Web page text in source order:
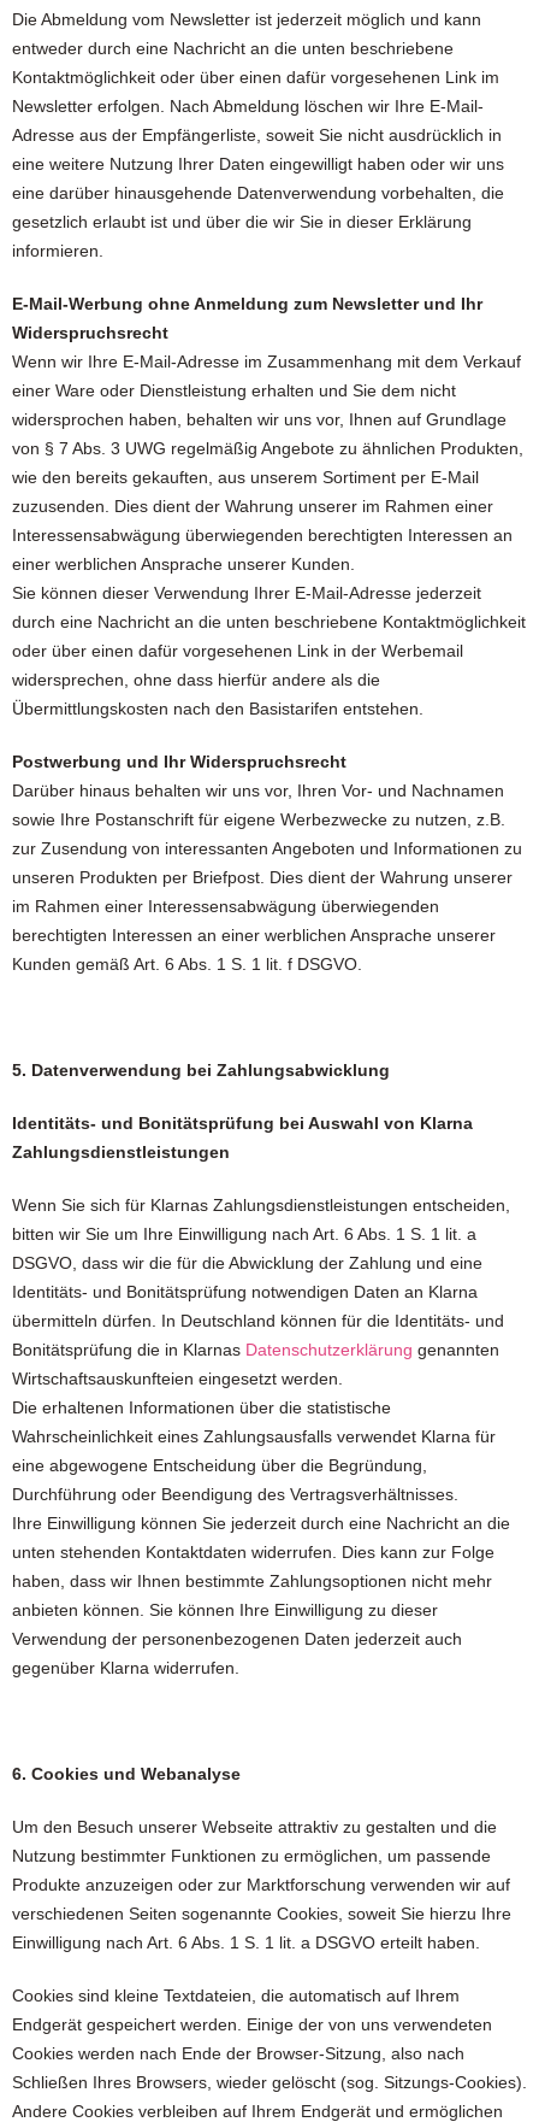
Die Abmeldung vom Newsletter ist jederzeit möglich und kann
entweder durch eine Nachricht an die unten beschriebene
Kontaktmöglichkeit oder über einen dafür vorgesehenen Link im
Newsletter erfolgen. Nach Abmeldung löschen wir Ihre E-Mail-
Adresse aus der Empfängerliste, soweit Sie nicht ausdrücklich in
eine weitere Nutzung Ihrer Daten eingewilligt haben oder wir uns
eine darüber hinausgehende Datenverwendung vorbehalten, die
gesetzlich erlaubt ist und über die wir Sie in dieser Erklärung
informieren.
E-Mail-Werbung ohne Anmeldung zum Newsletter und Ihr
Widerspruchsrecht
Wenn wir Ihre E-Mail-Adresse im Zusammenhang mit dem Verkauf
einer Ware oder Dienstleistung erhalten und Sie dem nicht
widersprochen haben, behalten wir uns vor, Ihnen auf Grundlage
von § 7 Abs. 3 UWG regelmäßig Angebote zu ähnlichen Produkten,
wie den bereits gekauften, aus unserem Sortiment per E-Mail
zuzusenden. Dies dient der Wahrung unserer im Rahmen einer
Interessensabwägung überwiegenden berechtigten Interessen an
einer werblichen Ansprache unserer Kunden.
Sie können dieser Verwendung Ihrer E-Mail-Adresse jederzeit
durch eine Nachricht an die unten beschriebene Kontaktmöglichkeit
oder über einen dafür vorgesehenen Link in der Werbemail
widersprechen, ohne dass hierfür andere als die
Übermittlungskosten nach den Basistarifen entstehen.
Postwerbung und Ihr Widerspruchsrecht
Darüber hinaus behalten wir uns vor, Ihren Vor- und Nachnamen
sowie Ihre Postanschrift für eigene Werbezwecke zu nutzen, z.B.
zur Zusendung von interessanten Angeboten und Informationen zu
unseren Produkten per Briefpost. Dies dient der Wahrung unserer
im Rahmen einer Interessensabwägung überwiegenden
berechtigten Interessen an einer werblichen Ansprache unserer
Kunden gemäß Art. 6 Abs. 1 S. 1 lit. f DSGVO.
5. Datenverwendung bei Zahlungsabwicklung
Identitäts- und Bonitätsprüfung bei Auswahl von Klarna
Zahlungsdienstleistungen
Wenn Sie sich für Klarnas Zahlungsdienstleistungen entscheiden,
bitten wir Sie um Ihre Einwilligung nach Art. 6 Abs. 1 S. 1 lit. a
DSGVO, dass wir die für die Abwicklung der Zahlung und eine
Identitäts- und Bonitätsprüfung notwendigen Daten an Klarna
übermitteln dürfen. In Deutschland können für die Identitäts- und
Bonitätsprüfung die in Klarnas Datenschutzerklärung genannten
Wirtschaftsauskunfteien eingesetzt werden.
Die erhaltenen Informationen über die statistische
Wahrscheinlichkeit eines Zahlungsausfalls verwendet Klarna für
eine abgewogene Entscheidung über die Begründung,
Durchführung oder Beendigung des Vertragsverhältnisses.
Ihre Einwilligung können Sie jederzeit durch eine Nachricht an die
unten stehenden Kontaktdaten widerrufen. Dies kann zur Folge
haben, dass wir Ihnen bestimmte Zahlungsoptionen nicht mehr
anbieten können. Sie können Ihre Einwilligung zu dieser
Verwendung der personenbezogenen Daten jederzeit auch
gegenüber Klarna widerrufen.
6. Cookies und Webanalyse
Um den Besuch unserer Webseite attraktiv zu gestalten und die
Nutzung bestimmter Funktionen zu ermöglichen, um passende
Produkte anzuzeigen oder zur Marktforschung verwenden wir auf
verschiedenen Seiten sogenannte Cookies, soweit Sie hierzu Ihre
Einwilligung nach Art. 6 Abs. 1 S. 1 lit. a DSGVO erteilt haben.
Cookies sind kleine Textdateien, die automatisch auf Ihrem
Endgerät gespeichert werden. Einige der von uns verwendeten
Cookies werden nach Ende der Browser-Sitzung, also nach
Schließen Ihres Browsers, wieder gelöscht (sog. Sitzungs-Cookies).
Andere Cookies verbleiben auf Ihrem Endgerät und ermöglichen